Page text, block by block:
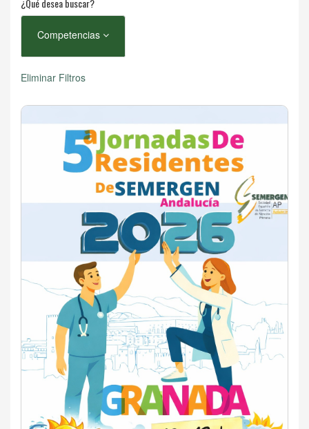
Competencias
Eliminar Filtros